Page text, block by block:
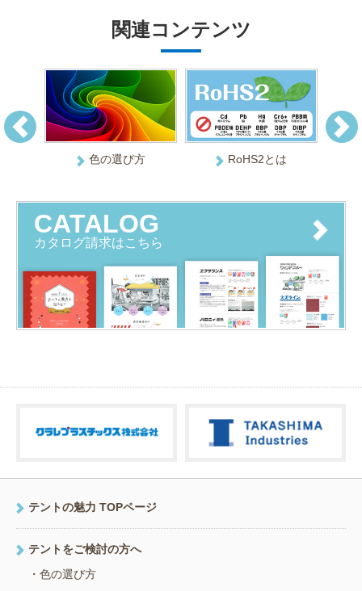
関連コンテンツ
色の選び方 RoHS2とは
CATALOG
カタログ請求はこちら
テントの魅力 TOPページ
テントをご検討の方へ
色の選び方
ID
PASS